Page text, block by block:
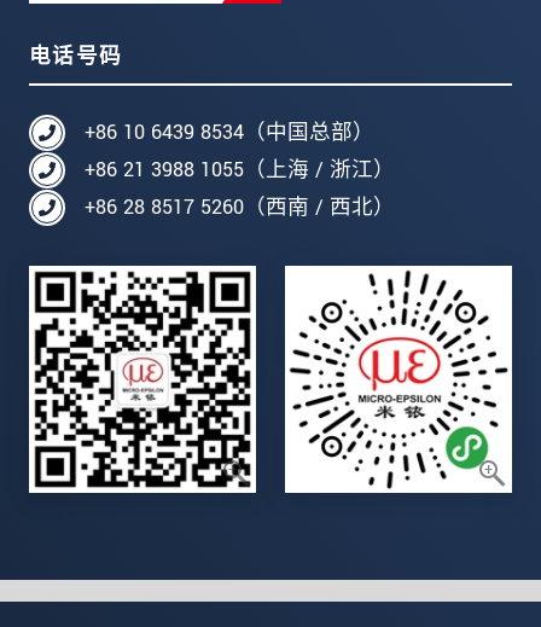
电话号码
+86 10 6439 8534（中国总部）
+86 21 3988 1055（上海 / 浙江）
+86 28 8517 5260（西南 / 西北）